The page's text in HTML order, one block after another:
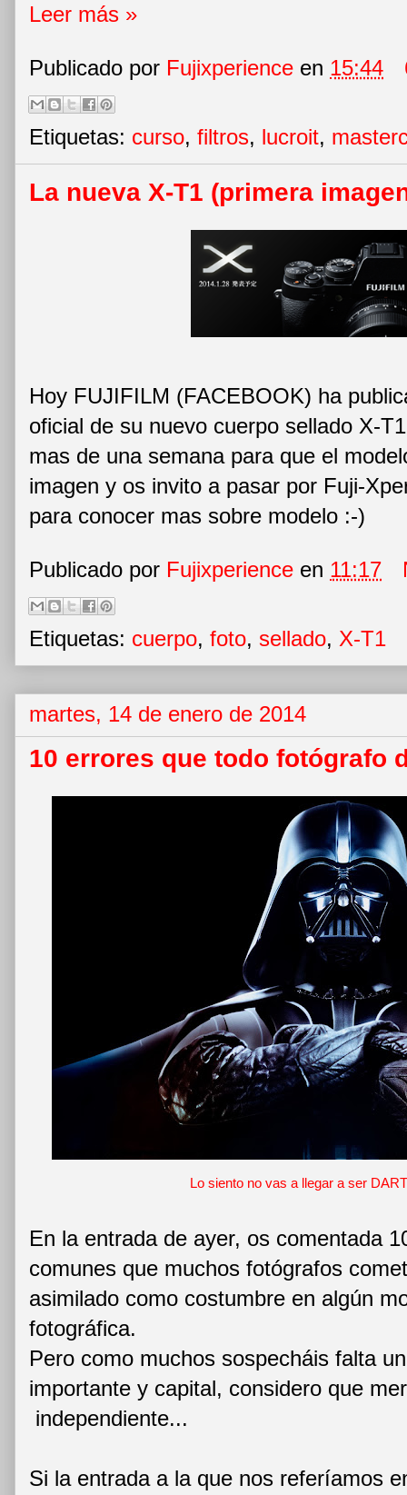
Leer más »
Publicado por Fujixperience en 15:44
Etiquetas: curso, filtros, lucroit,
La nueva X-T1 (primera
Hoy FUJIFILM (FACEBOOK) ha
oficial de su nuevo cuerpo sellado X-
mas de una semana para que el
imagen y os invito a pasar por Fuji-
para conocer mas sobre modelo :-)
Publicado por Fujixperience en 11:17
Etiquetas: cuerpo, foto, sellado, X-T1
martes, 14 de enero de 2014
10 errores que todo fotógrafo
Lo siento no vas a llegar a ser
En la entrada de ayer, os comentada
comunes que muchos fotógrafos
asimilado como costumbre en algún
fotográfica.
Pero como muchos sospecháis falta
importante y capital, considero que
independiente...
Si la entrada a la que nos referíamos